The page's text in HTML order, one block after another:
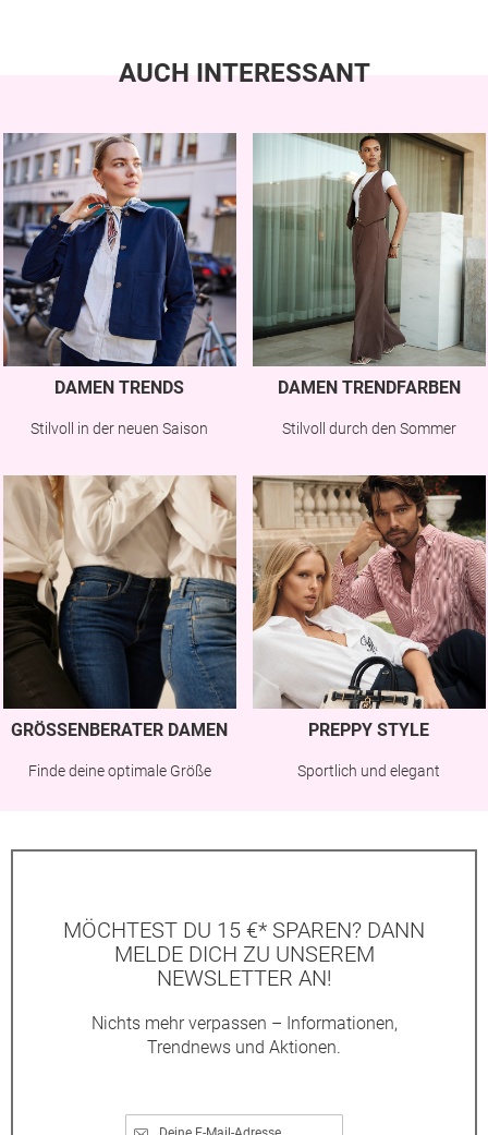
AUCH INTERESSANT
DAMEN TRENDS
Stilvoll in der neuen Saison
DAMEN TRENDFARBEN
Stilvoll durch den Sommer
GRÖSSENBERATER DAMEN
Finde deine optimale Größe
PREPPY STYLE
Sportlich und elegant
MÖCHTEST DU 15 €* SPAREN? DANN
MELDE DICH ZU UNSEREM
NEWSLETTER AN!
Nichts mehr verpassen – Informationen,
Trendnews und Aktionen.